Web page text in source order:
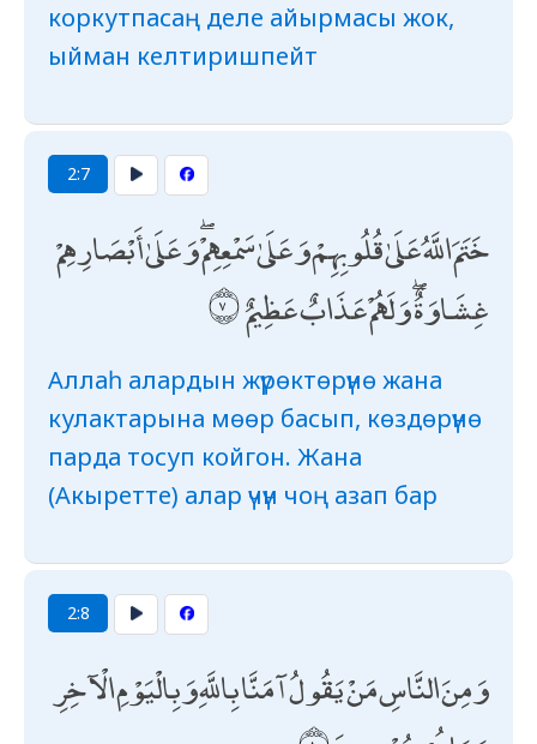
коркутпасаң деле айырмасы жок,
ыйман келтиришпейт
2:7
خَتَمَ اللَّهُ عَلَىٰ قُلُوبِهِمْ وَعَلَىٰ سَمْعِهِمْ ۖ وَعَلَىٰ أَبْصَارِهِمْ
غِشَاوَةٌ ۖ وَلَهُمْ عَذَابٌ عَظِيمٌ
Аллаһ алардын жүрөктөрүнө жана
кулактарына мөөр басып, көздөрүнө
парда тосуп койгон. Жана
(Акыретте) алар үчүн чоң азап бар
2:8
وَمِنَ النَّاسِ مَنْ يَقُولُ آمَنَّا بِاللَّهِ وَبِالْيَوْمِ الْآخِرِ